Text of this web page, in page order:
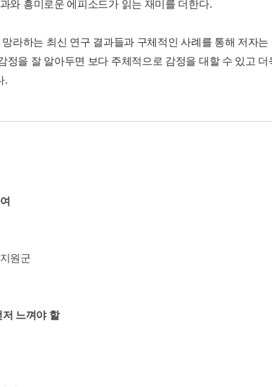
와 흥미로운 에피소드가 읽는 재미를 더한다.
라하는 최신 연구 결과들과 구체적인 사례를 통해 저자는
정을 잘 알아두면 보다 주체적으로 감정을 대할 수 있고
.
원군
느껴야 할